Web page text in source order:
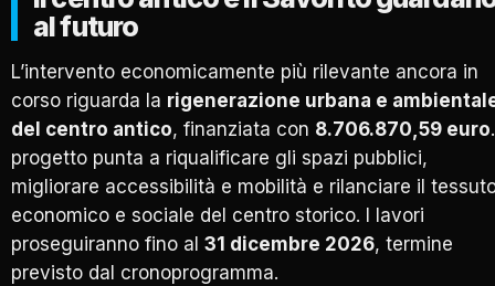
al futuro
L’intervento economicamente più rilevante ancora in
corso riguarda la rigenerazione urbana e
del centro antico, finanziata con 8.706.870,59 euro
progetto punta a riqualificare gli spazi pubblici,
migliorare accessibilità e mobilità e rilanciare il
economico e sociale del centro storico. I lavori
proseguiranno fino al 31 dicembre 2026, termine
previsto dal cronoprogramma.